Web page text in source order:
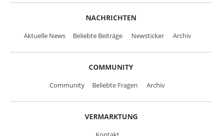
NACHRICHTEN
Aktuelle News Beliebte Beiträge Newsticker Archiv
COMMUNITY
Community Beliebte Fragen Archiv
VERMARKTUNG